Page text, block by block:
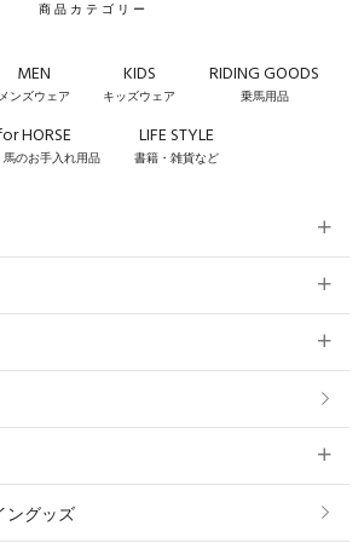
商品カテゴリー
MEN
メンズウェア
KIDS
キッズウェア
RIDING GOODS
乗馬用品
HORSE
馬のお手入れ用品
LIFE STYLE
書籍・雑貨など
ト
革 キュロット
革 キュロット
ツ・タンクトップ
ゾン
ェア
ングッズ